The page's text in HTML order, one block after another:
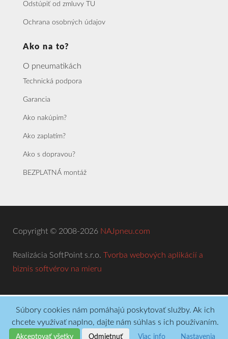
Odstúpiť od zmluvy TU
Ochrana osobných údajov
Ako na to?
O pneumatikách
Technická podpora
Garancia
Ako nakúpim?
Ako zaplatím?
Ako s dopravou?
BEZPLATNÁ montáž
Copyright © 2008-2026 NAJpneu.com
Realizácia SoftPoint s.r.o. Tvorba webových aplikácií a
biznis softvérov na mieru
Súbory cookies nám pomáhajú poskytovať služby. Ak ich
chcete využívať naplno, dajte nám súhlas s ich používaním.
Akceptovať všetky Odmietnuť Viac info Nastavenia